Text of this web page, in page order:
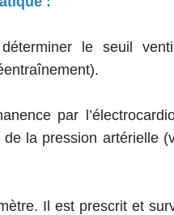
le seuil
par
la pression artérielle
Il est prescrit et